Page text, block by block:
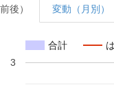
後） 変動（月別）
合計
3